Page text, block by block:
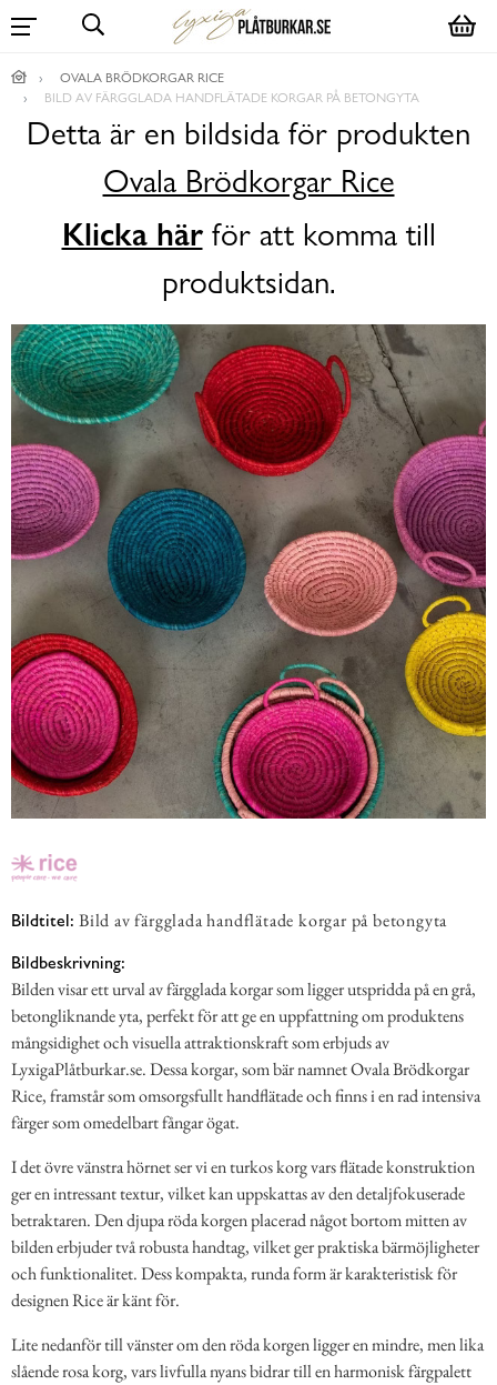
OVALA BRÖDKORGAR RICE
BILD AV FÄRGGLADA HANDFLÄTADE KORGAR PÅ BETONGYTA
Detta är en bildsida för produkten
Ovala Brödkorgar Rice
Klicka härför att komma till
produktsidan.
Bildtitel: Bild av färgglada handflätade korgar på betongyta
Bildbeskrivning:
Bilden visar ett urval av färgglada korgar som ligger utspridda på en grå,
betongliknande yta, perfekt för att ge en uppfattning om produktens
mångsidighet och visuella attraktionskraft som erbjuds av
LyxigaPlåtburkar.se. Dessa korgar, som bär namnet Ovala Brödkorgar
Rice, framstår som omsorgsfullt handflätade och finns i en rad intensiva
färger som omedelbart fångar ögat.
I det övre vänstra hörnet ser vi en turkos korg vars flätade konstruktion
ger en intressant textur, vilket kan uppskattas av den detaljfokuserade
betraktaren. Den djupa röda korgen placerad något bortom mitten av
bilden erbjuder två robusta handtag, vilket ger praktiska bärmöjligheter
och funktionalitet. Dess kompakta, runda form är karakteristisk för
designen Rice är känt för.
Lite nedanför till vänster om den röda korgen ligger en mindre, men lika
slående rosa korg, vars livfulla nyans bidrar till en harmonisk färgpalett